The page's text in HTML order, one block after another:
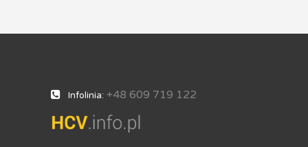
Infolinia: +48 609 719 122